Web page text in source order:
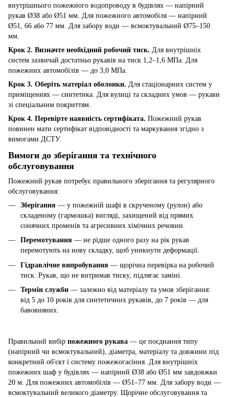
внутрішнього пожежного водопроводу в будівлях — напірний
рукав Ø38 або Ø51 мм. Для пожежного автомобіля — напірний
Ø51, 66 або 77 мм. Для забору води — всмоктувальний Ø75–150
мм.
Крок 2. Визначте необхідний робочий тиск. Для внутрішніх
систем зазвичай достатньо рукавів на тиск 1,2–1,6 МПа. Для
пожежних автомобілів — до 3,0 МПа.
Крок 3. Оберіть матеріал оболонки. Для стаціонарних систем у
приміщеннях — синтетика. Для вулиці та складних умов — рукави
зі спеціальним покриттям.
Крок 4. Перевірте наявність сертифіката. Пожежний рукав
повинен мати сертифікат відповідності та маркування згідно з
вимогами ДСТУ.
Вимоги до зберігання та технічного
обслуговування
Пожежний рукав потребує правильного зберігання та регулярного
обслуговування:
Зберігання — у пожежній шафі в скрученому (рулон) або
складеному (гармошка) вигляді, захищений від прямих
сонячних променів та агресивних хімічних речовин.
Перемотування — не рідше одного разу на рік рукав
перемотують на нову складку, щоб уникнути деформації.
Гідравлічне випробування — щорічна перевірка на робочий
тиск. Рукав, що не витримав тиску, підлягає заміні.
Термін служби — залежно від матеріалу та умов зберігання:
від 5 до 10 років для синтетичних рукавів, до 7 років — для
бавовняних.
Правильний вибір пожежного рукава — це поєднання типу
(напірний чи всмоктувальний), діаметра, матеріалу та довжини під
конкретний об'єкт і систему пожежогасіння. Для внутрішніх
пожежних шаф у будівлях — напірний Ø38 або Ø51 мм завдовжки
20 м. Для пожежних автомобілів — Ø51–77 мм. Для забору води —
всмоктувальний великого діаметру. Щорічне обслуговування та